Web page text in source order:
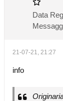
Data
21-07-21, 21:27
info